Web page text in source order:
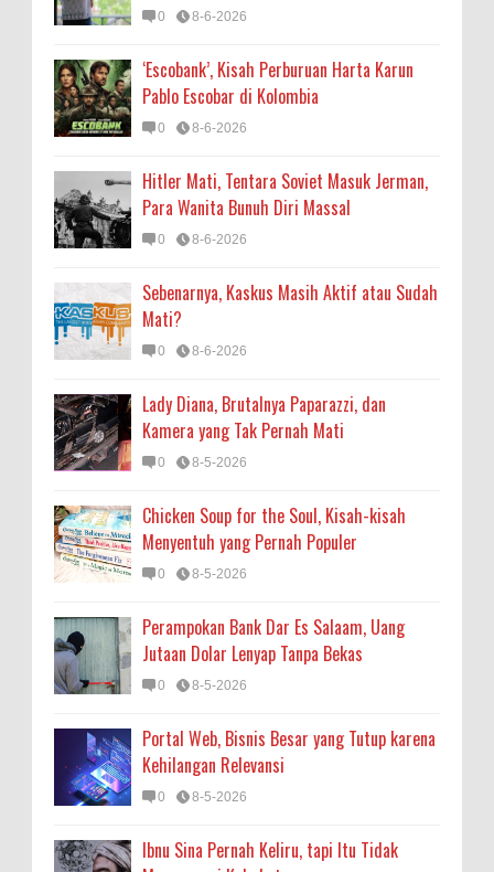
0 8-6-2026
‘Escobank’, Kisah Perburuan Harta Karun
Pablo Escobar di Kolombia
0 8-6-2026
Hitler Mati, Tentara Soviet Masuk Jerman,
Para Wanita Bunuh Diri Massal
0 8-6-2026
Sebenarnya, Kaskus Masih Aktif atau Sudah
Mati?
0 8-6-2026
Lady Diana, Brutalnya Paparazzi, dan
Kamera yang Tak Pernah Mati
0 8-5-2026
Chicken Soup for the Soul, Kisah-kisah
Menyentuh yang Pernah Populer
0 8-5-2026
Perampokan Bank Dar Es Salaam, Uang
Jutaan Dolar Lenyap Tanpa Bekas
0 8-5-2026
Portal Web, Bisnis Besar yang Tutup karena
Kehilangan Relevansi
0 8-5-2026
Ibnu Sina Pernah Keliru, tapi Itu Tidak